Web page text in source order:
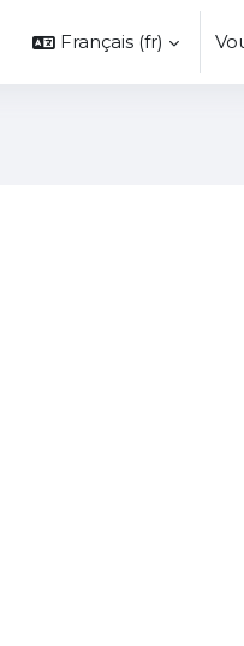
Français ‎(fr)‎